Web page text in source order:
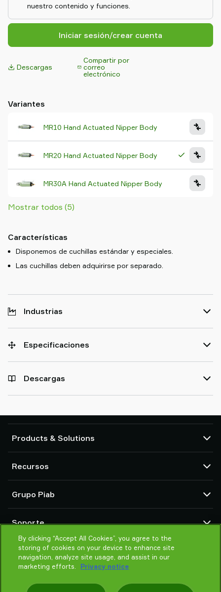
nuestro contenido y funciones.
Iniciar sesión/crear cuenta
Descargas
Compartir por
correo
electrónico
Variantes
MR10 Hand Actuated Nipper Body
MR20 Hand Actuated Nipper Body
MR30A Hand Actuated Nipper Body
Mostrar todos (5)
Características
Disponemos de cuchillas estándar y especiales.
Las cuchillas deben adquirirse por separado.
Industrias
Especificaciones
Descargas
Products & Solutions
Ventosas y sistemas de agarre delicado
Componentes de herramientas de final de brazo (EOAT) para robots
Soluciones de agarre para robots y cobots
Transportadores por vacío para sólidos en polvo y a granel
Recursos
Configuradores de producto
Términos y condiciones de ventas
Política de Privacidad
Grupo Piab
Organización global
Código de conducta
Noticias
Soporte
Contacto
Encontrar un partner
Ayuda para elegir
By clicking “Accept All Cookies”, you agree to the
storing of cookies on your device to enhance site
navigation, analyze site usage, and assist in our
marketing efforts.
Privacy notice